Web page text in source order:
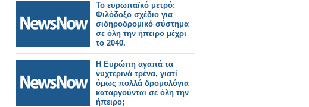
Το ευρωπαϊκό μετρό:
Φιλόδοξο σχέδιο για
σιδηροδρομικό σύστημα
σε όλη την ήπειρο μέχρι
το 2040.
Η Ευρώπη αγαπά τα
νυχτερινά τρένα, γιατί
όμως πολλά δρομολόγια
καταργούνται σε όλη την
ήπειρο;